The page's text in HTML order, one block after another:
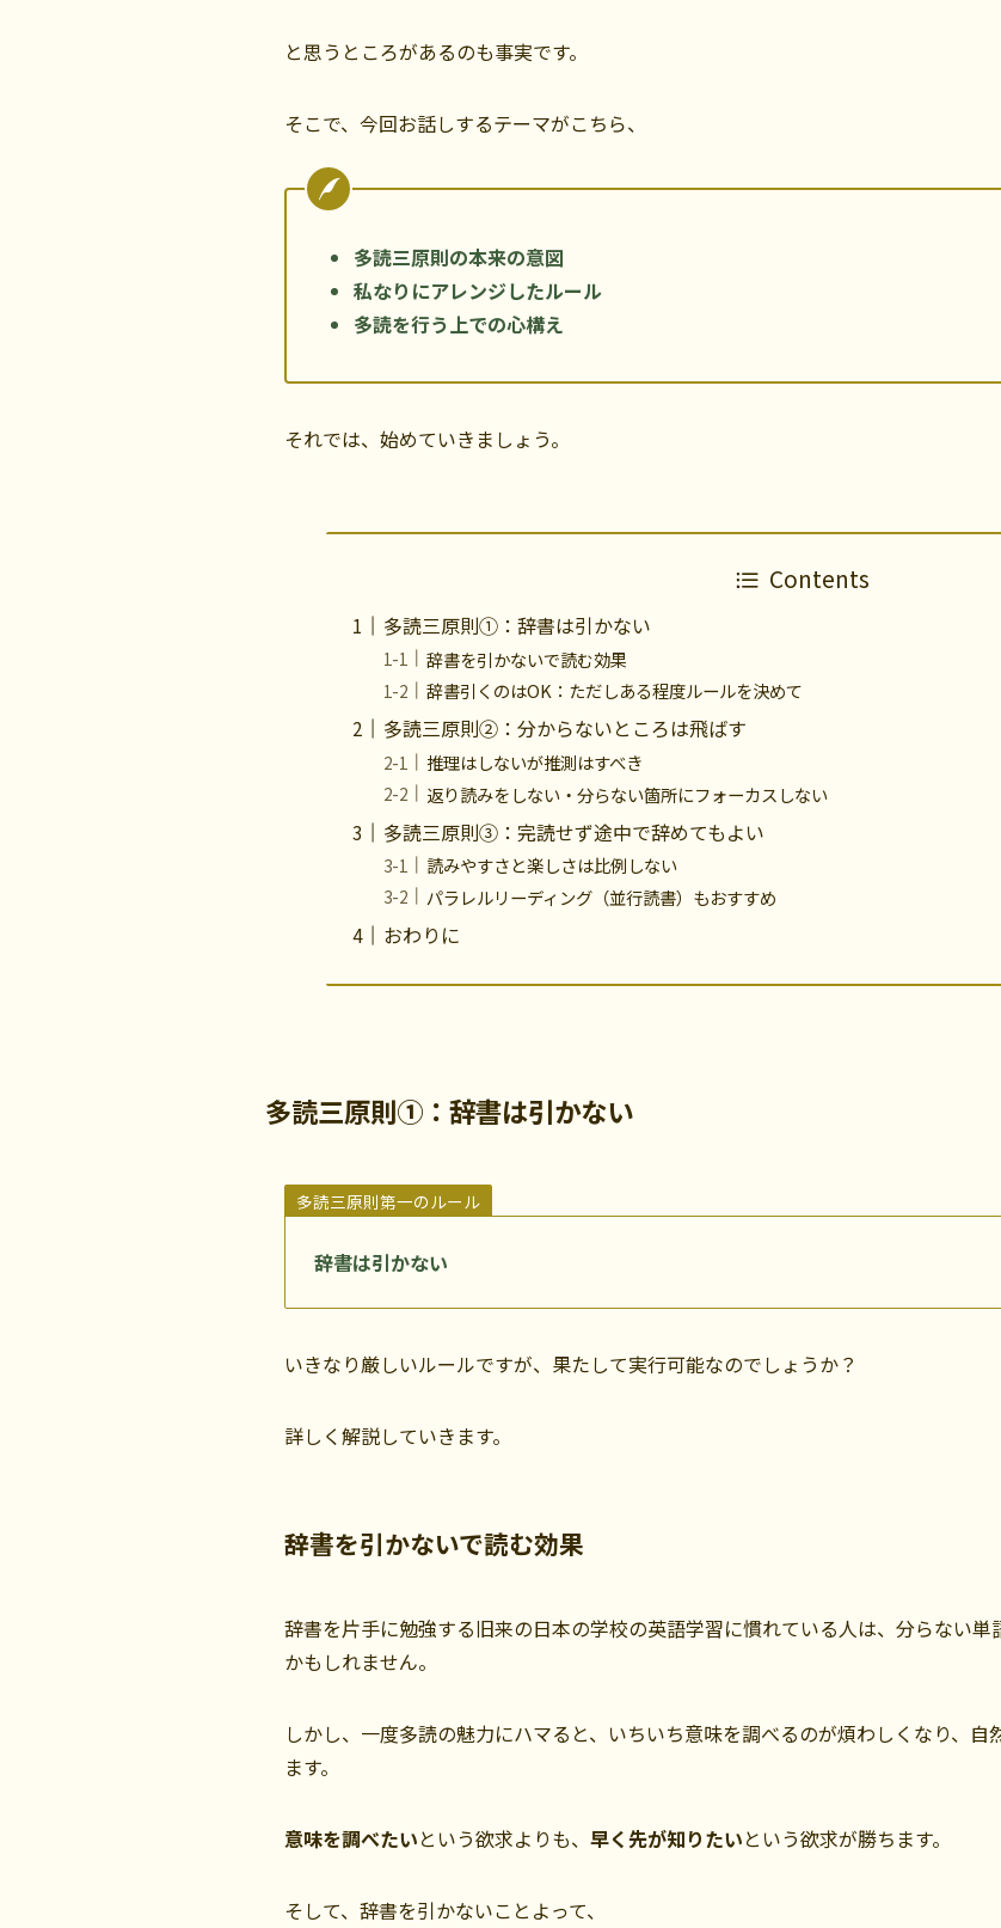
と思うところがあるのも事実です。
そこで、今回お話しするテーマがこちら、
多読三原則の本来の意図
私なりにアレンジしたルール
多読を行う上での心構え
それでは、始めていきましょう。
Contents
多読三原則①：辞書は引かない
辞書を引かないで読む効果
辞書引くのはOK：ただしある程度ルールを決めて
多読三原則②：分からないところは飛ばす
推理はしないが推測はすべき
返り読みをしない・分らない箇所にフォーカスしない
多読三原則③：完読せず途中で辞めてもよい
読みやすさと楽しさは比例しない
パラレルリーディング（並行読書）もおすすめ
おわりに
多読三原則①：辞書は引かない
多読三原則第一のルール
辞書は引かない
いきなり厳しいルールですが、果たして実行可能なのでしょうか？
詳しく解説していきます。
辞書を引かないで読む効果
辞書を片手に勉強する旧来の日本の学校の英語学習に慣れている人は、分らない
かもしれません。
しかし、一度多読の魅力にハマると、いちいち意味を調べるのが煩わしくなり、
ます。
意味を調べたいという欲求よりも、 早く先が知りたいという欲求が勝ちます。
そして、辞書を引かないことよって、